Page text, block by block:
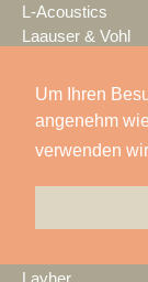
Um Ihren
angenehm
verwenden
L-Acoustics
Laauser & Vohl
LANG
Laser
Laserworld
Lawo